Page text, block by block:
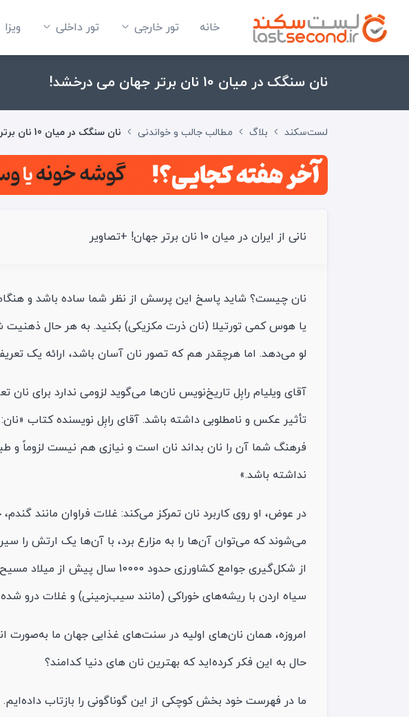
خانه تور خارجی تور داخلی ویزا
نان سنگک در میان 10 نان برتر جهان می‌ درخشد!
لست‌سکند بلاگ مطالب جالب و خواندنی نان سنگک در میان 10 نان برتر جهان می‌ درخشد!
نانی از ایران در میان 10 نان برتر جهان! +تصاویر
نان چیست؟ شاید پاسخ این پرسش از نظر شما ساده باشد و
یا هوس کمی تورتیلا (نان ذرت مکزیکی) بکنید. به هر حال ذهنیت
لو می‌دهد. اما هرچقدر هم که تصور نان آسان باشد، ارائه یک
آقای ویلیام رابِل تاریخ‌نویس نان‌ها می‌گوید لزومی ندارد برای نان
تأثیر عکس و نامطلوبی داشته باشد. آقای رابِل نویسنده کتاب
فرهنگ شما آن را نان بداند نان است و نیازی هم نیست لزوماً و
نداشته باشد.»
در عوض، او روی کاربرد نان تمرکز می‌کند: غلات فراوان مانند
می‌شوند که می‌توان آن‌ها را به مزارع برد، با آن‌ها یک ارتش را
از شکل‌گیری جوامع کشاورزی حدود
سیاه اردن با ریشه‌های خوراکی (مانند سیب‌زمینی) و غلات درو
امروزه، همان نان‌های اولیه در سنت‌های غذایی جهان ما به‌صورت
حال به این فکر کرده‌اید که بهترین نان های دنیا کدامند؟
ما در فهرست خود بخش کوچکی از این گوناگونی را بازتاب داده‌ایم.